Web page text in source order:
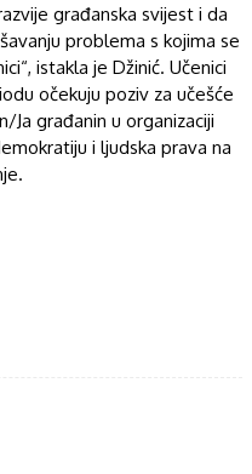
građanska svijest i da
problema s kojima se
istakla je Džinić. Učenici
očekuju poziv za učešće
Ja građanin u organizaciji
i ljudska prava na